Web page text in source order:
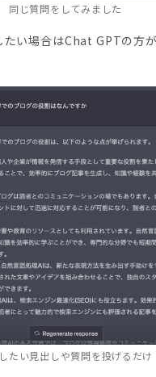
同じ質問をしてみました
い場合はChat GPTの方が
たい見出しや質問を投げるだけ